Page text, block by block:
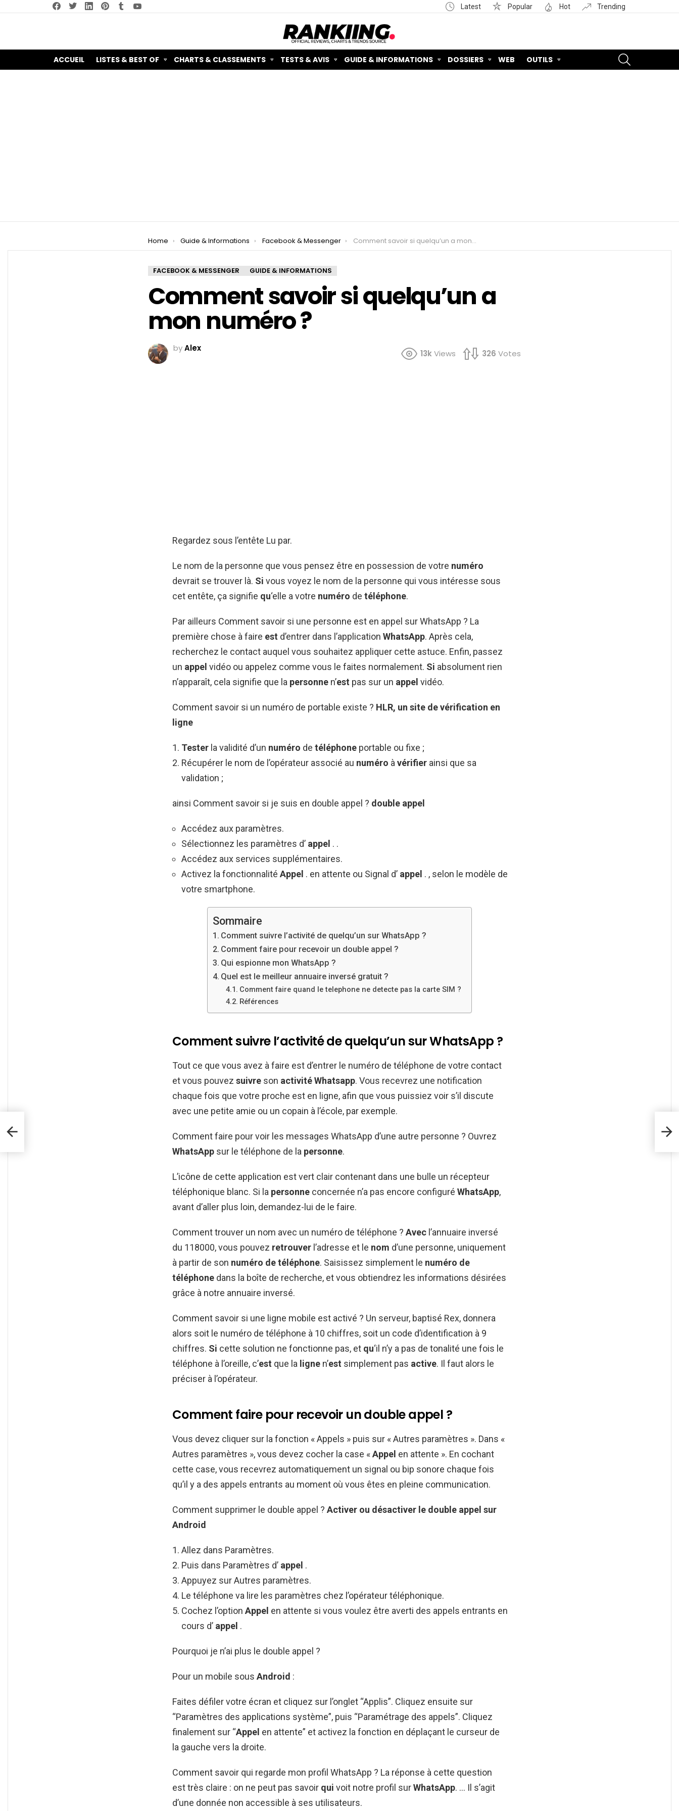
facebooktwitterlinkedin pinterest
Latest Popular Hot Trending
ACCUEIL LISTES & BEST OF CHARTS & CLASSEMENTS TESTS & AVIS GUIDE & INFORMATIONS DOSSIERS WEB OUTILS
You are here:
Home Guide & Informations Facebook & Messenger Comment savoir si quelqu’un a mon numéro ?
FACEBOOK & MESSENGER GUIDE & INFORMATIONS
Comment savoir si quelqu’un a
mon numéro ?
byAlex
13kViews 326 Votes
Regardez sous l’entête Lu par.
Le nom de la personne que vous pensez être en possession de votre numéro
devrait se trouver là. Si vous voyez le nom de la personne qui vous intéresse sous
cet entête, ça signifie qu‘elle a votre numéro de téléphone.
Par ailleurs Comment savoir si une personne est en appel sur WhatsApp ? La
première chose à faire est d’entrer dans l’application WhatsApp. Après cela,
recherchez le contact auquel vous souhaitez appliquer cette astuce. Enfin, passez
un appel vidéo ou appelez comme vous le faites normalement. Si absolument rien
n’apparaît, cela signifie que la personne n’est pas sur un appel vidéo.
Comment savoir si un numéro de portable existe ? HLR, un site de vérification en
ligne
Tester la validité d’un numéro de téléphone portable ou fixe ;
Récupérer le nom de l’opérateur associé au numéro à vérifier ainsi que sa
validation ;
ainsi Comment savoir si je suis en double appel ? double appel
Accédez aux paramètres.
Sélectionnez les paramètres d’ appel . .
Accédez aux services supplémentaires.
Activez la fonctionnalité Appel . en attente ou Signal d’ appel . , selon le modèle de
votre smartphone.
Sommaire
Comment suivre l’activité de quelqu’un sur WhatsApp ?
Comment faire pour recevoir un double appel ?
Qui espionne mon WhatsApp ?
Quel est le meilleur annuaire inversé gratuit ?
Comment faire quand le telephone ne detecte pas la carte SIM ?
Références
Comment suivre l’activité de quelqu’un sur WhatsApp ?
Tout ce que vous avez à faire est d’entrer le numéro de téléphone de votre contact
et vous pouvez suivre son activité Whatsapp. Vous recevrez une notification
chaque fois que votre proche est en ligne, afin que vous puissiez voir s’il discute
avec une petite amie ou un copain à l’école, par exemple.
Comment faire pour voir les messages WhatsApp d’une autre personne ? Ouvrez
WhatsApp sur le téléphone de la personne.
L’icône de cette application est vert clair contenant dans une bulle un récepteur
téléphonique blanc. Si la personne concernée n’a pas encore configuré WhatsApp,
avant d’aller plus loin, demandez-lui de le faire.
Comment trouver un nom avec un numéro de téléphone ? Avec l’annuaire inversé
du 118000, vous pouvez retrouver l’adresse et le nom d’une personne, uniquement
à partir de son numéro de téléphone. Saisissez simplement le numéro de
téléphone dans la boîte de recherche, et vous obtiendrez les informations désirées
grâce à notre annuaire inversé.
Comment savoir si une ligne mobile est activé ? Un serveur, baptisé Rex, donnera
alors soit le numéro de téléphone à 10 chiffres, soit un code d’identification à 9
chiffres. Si cette solution ne fonctionne pas, et qu‘il n’y a pas de tonalité une fois le
téléphone à l’oreille, c’est que la ligne n’est simplement pas active. Il faut alors le
préciser à l’opérateur.
Comment faire pour recevoir un double appel ?
Vous devez cliquer sur la fonction « Appels » puis sur « Autres paramètres ». Dans «
Autres paramètres », vous devez cocher la case «Appel en attente ». En cochant
cette case, vous recevrez automatiquement un signal ou bip sonore chaque fois
qu’il y a des appels entrants au moment où vous êtes en pleine communication.
Comment supprimer le double appel ? Activer ou désactiver le double appel sur
Android
Allez dans Paramètres.
Puis dans Paramètres d’ appel .
Appuyez sur Autres paramètres.
Le téléphone va lire les paramètres chez l’opérateur téléphonique.
Cochez l’option Appel en attente si vous voulez être averti des appels entrants en
cours d’ appel .
Pourquoi je n’ai plus le double appel ?
Pour un mobile sous Android :
Faites défiler votre écran et cliquez sur l’onglet “Applis”. Cliquez ensuite sur
“Paramètres des applications système”, puis “Paramétrage des appels”. Cliquez
finalement sur “Appel en attente” et activez la fonction en déplaçant le curseur de
la gauche vers la droite.
Comment savoir qui regarde mon profil WhatsApp ? La réponse à cette question
est très claire : on ne peut pas savoir qui voit notre profil surWhatsApp. … Il s’agit
d’une donnée non accessible à ses utilisateurs.